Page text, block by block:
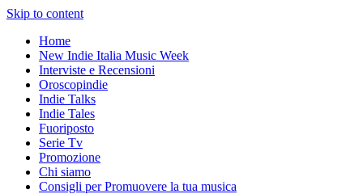
Skip to content
Home
New Indie Italia Music Week
Interviste e Recensioni
Oroscopindie
Indie Talks
Indie Tales
Fuoriposto
Serie Tv
Promozione
Chi siamo
Consigli per Promuovere la tua musica